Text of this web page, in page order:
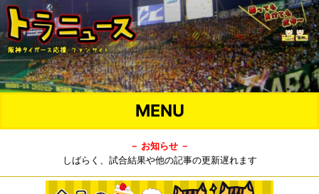
MENU
－ お知らせ －
しばらく、試合結果や他の記事の更新遅れます